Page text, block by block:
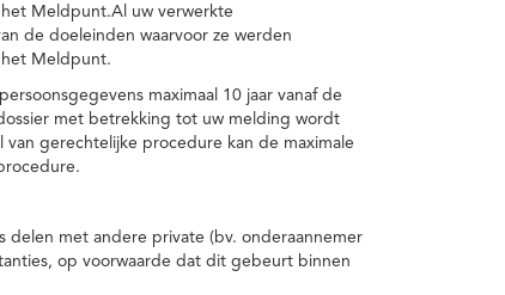
Meldpunt.Al uw verwerkte
de doeleinden waarvoor ze werden
het Meldpunt.
maximaal 10 jaar vanaf de
met betrekking tot uw melding wordt
gerechtelijke procedure kan de maximale
met andere private (bv. onderaannemer
op voorwaarde dat dit gebeurt binnen